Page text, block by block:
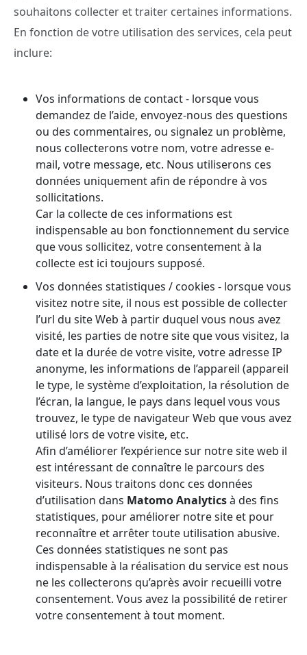
souhaitons collecter et traiter certaines informations.
En fonction de votre utilisation des services, cela peut
inclure:
Vos informations de contact - lorsque vous
demandez de l’aide, envoyez-nous des questions
ou des commentaires, ou signalez un problème,
nous collecterons votre nom, votre adresse e-
mail, votre message, etc. Nous utiliserons ces
données uniquement afin de répondre à vos
sollicitations.
Car la collecte de ces informations est
indispensable au bon fonctionnement du service
que vous sollicitez, votre consentement à la
collecte est ici toujours supposé.
Vos données statistiques / cookies - lorsque vous
visitez notre site, il nous est possible de collecter
l’url du site Web à partir duquel vous nous avez
visité, les parties de notre site que vous visitez, la
date et la durée de votre visite, votre adresse IP
anonyme, les informations de l’appareil (appareil
le type, le système d’exploitation, la résolution de
l’écran, la langue, le pays dans lequel vous vous
trouvez, le type de navigateur Web que vous avez
utilisé lors de votre visite, etc.
Afin d’améliorer l’expérience sur notre site web il
est intéressant de connaître le parcours des
visiteurs. Nous traitons donc ces données
d’utilisation dans Matomo Analyticsà des fins
statistiques, pour améliorer notre site et pour
reconnaître et arrêter toute utilisation abusive.
Ces données statistiques ne sont pas
indispensable à la réalisation du service est nous
ne les collecterons qu’après avoir recueilli votre
consentement. Vous avez la possibilité de retirer
votre consentement à tout moment.